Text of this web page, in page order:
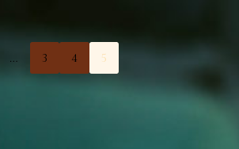
… 3 4 5